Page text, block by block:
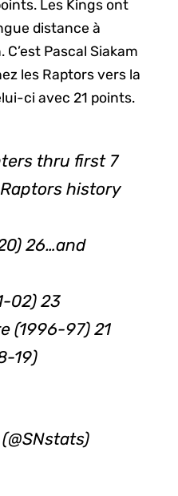
Les Kings ont
distance à
Pascal Siakam
les Raptors vers la
ci avec 21 points.
thru first 7
history
26…and
02) 23
(1996-97) 21
19)